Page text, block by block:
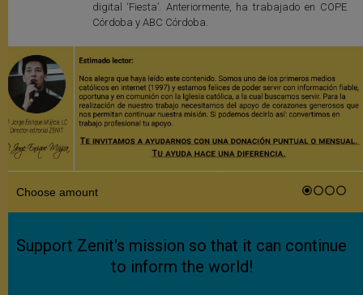
digital ‘Fiesta’. Anteriormente, ha trabajado en COPE
Córdoba y ABC Córdoba.